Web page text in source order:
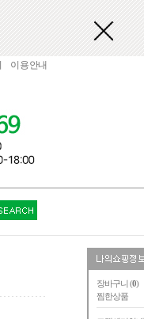
장바구니 (0)
찜한상품
이용안내